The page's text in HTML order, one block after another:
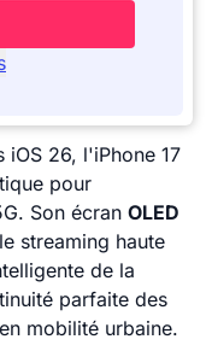
iOS 26, l'iPhone 17
pour
Son écran OLED
streaming haute
de la
parfaite des
mobilité urbaine.